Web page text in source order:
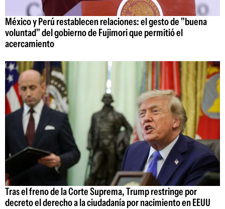
México y Perú restablecen relaciones: el gesto de "buena
voluntad" del gobierno de Fujimori que permitió el
acercamiento
Tras el freno de la Corte Suprema, Trump restringe por
decreto el derecho a la ciudadanía por nacimiento en EEUU